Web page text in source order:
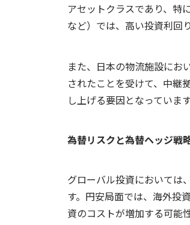
アセットクラスであり、特
など）では、高い投資利回
また、日本の物流施設にお
されたことを受けて、中継
し上げる要因となっています
為替リスクと為替ヘッジ戦
グローバル投資においては
す。円安局面では、海外投
資のコストが増加する可能